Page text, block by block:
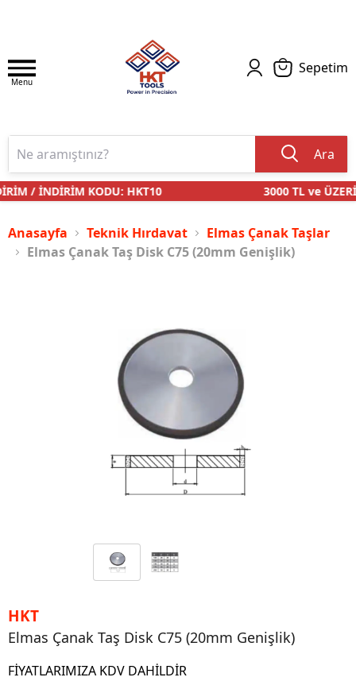
Menu
Sepetim
Ara
/ İNDİRİM KODU: HKT10 3000 TL ve ÜZERİ
Anasayfa Teknik Hırdavat
Elmas Çanak Taşlar
Elmas Çanak Taş Disk C75 (20mm Genişlik)
HKT
Elmas Çanak Taş Disk C75 (20mm Genişlik)
FİYATLARIMIZA KDV DAHİLDİR